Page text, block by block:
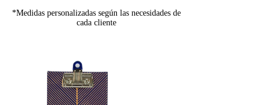
*Medidas personalizadas según las necesidades de
cada cliente